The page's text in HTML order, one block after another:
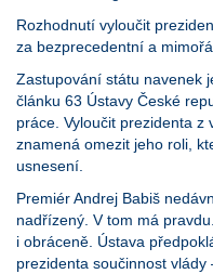
Rozhodnutí vyloučit
za bezprecedentní a
Zastupování státu navenek
článku 63 Ústavy České
práce. Vyloučit prezidenta z
znamená omezit jeho roli,
usnesení.
Premiér Andrej Babiš
nadřízený. V tom má
i obráceně. Ústava
prezidenta součinnost vlády